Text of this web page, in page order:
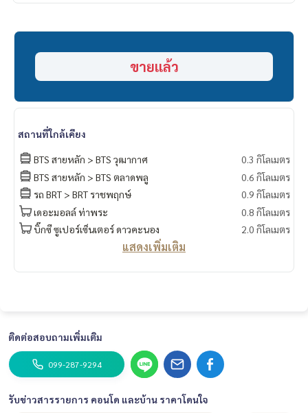
- รร.กรุงเทพคริสเตียน
- รพ.พญาไท 3
===============
Line Id : @docondo
อยากดูคอนโด ต้องที่
DoCondo.com
ขายแล้ว
สถานที่ใกล้เคียง
BTS สายหลัก > BTS วุฒากาศ
0.3 กิโลเมตร
BTS สายหลัก > BTS ตลาดพลู
0.6 กิโลเมตร
รถ BRT > BRT ราชพฤกษ์
0.9 กิโลเมตร
เดอะมอลล์ ท่าพระ
0.8 กิโลเมตร
บิ๊กซี ซูเปอร์เซ็นเตอร์ ดาวคะนอง
2.0 กิโลเมตร
แสดงเพิ่มเติม
ติดต่อสอบถามเพิ่มเติม
099-287-9294
รับข่าวสารรายการ คอนโด และบ้าน ราคาโดนใจ